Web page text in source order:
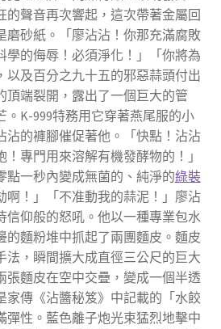
的聲音再次響起，這次帶著金屬回
磨砂紙。「廖沾沾！你那充滿腐敗
學的侮辱！必須淨化！」「你將為
以及百分之九十五的邪惡蒜頭付出
頂端裂開，露出了一個巨大的管
。K-999特務用它穿著燕尾服的小
沾的褲腳催促著他。「快點！沾沾
專門用來溶解有機發酵物的！」
點一秒內變成無菌的、純淨的綠裝
啊！」「不准動我的蒜泥！」廖沾
信仰般的怒吼。他以一種專業包水
的麵粉堆中抓起了兩團麵皮。麵皮
法，瞬間擴大成直徑三公尺的巨大
張麵皮在空中交疊，變成一個半透
家傳《沾醬秘笈》中記載的「水餃
彈性。藍色離子炮光束猛烈地擊中